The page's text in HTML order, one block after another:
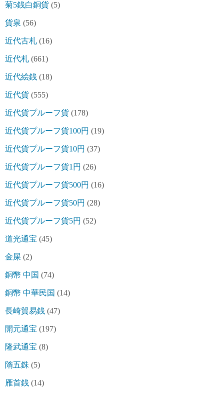
菊5銭白銅貨 (5)
貨泉 (56)
近代古札 (16)
近代札 (661)
近代絵銭 (18)
近代貨 (555)
近代貨プルーフ貨 (178)
近代貨プルーフ貨100円 (19)
近代貨プルーフ貨10円 (37)
近代貨プルーフ貨1円 (26)
近代貨プルーフ貨500円 (16)
近代貨プルーフ貨50円 (28)
近代貨プルーフ貨5円 (52)
道光通宝 (45)
金屎 (2)
銅幣 中国 (74)
銅幣 中華民国 (14)
長崎貿易銭 (47)
開元通宝 (197)
隆武通宝 (8)
隋五銖 (5)
雁首銭 (14)